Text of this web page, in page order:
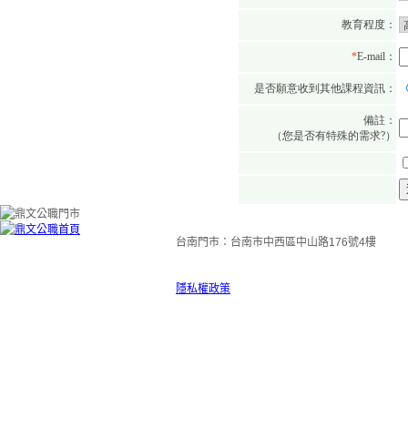
台南門市：台南市中西區中山路176號4樓
隱私權政策